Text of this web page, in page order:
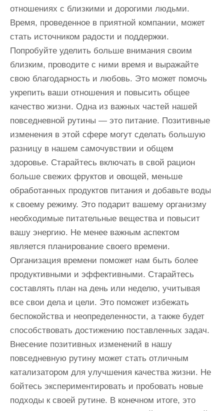
отношениях с близкими и дорогими людьми.
Время, проведенное в приятной компании, может
стать источником радости и поддержки.
Попробуйте уделить больше внимания своим
близким, проводите с ними время и выражайте
свою благодарность и любовь. Это может помочь
укрепить ваши отношения и повысить общее
качество жизни. Одна из важных частей нашей
повседневной рутины — это питание. Позитивные
изменения в этой сфере могут сделать большую
разницу в нашем самочувствии и общем
здоровье. Старайтесь включать в свой рацион
больше свежих фруктов и овощей, меньше
обработанных продуктов питания и добавьте воды
к своему режиму. Это подарит вашему организму
необходимые питательные вещества и повысит
вашу энергию. Не менее важным аспектом
является планирование своего времени.
Организация времени поможет нам быть более
продуктивными и эффективными. Старайтесь
составлять план на день или неделю, учитывая
все свои дела и цели. Это поможет избежать
беспокойства и неопределенности, а также будет
способствовать достижению поставленных задач.
Внесение позитивных изменений в нашу
повседневную рутину может стать отличным
катализатором для улучшения качества жизни. Не
бойтесь экспериментировать и пробовать новые
подходы к своей рутине. В конечном итоге, это